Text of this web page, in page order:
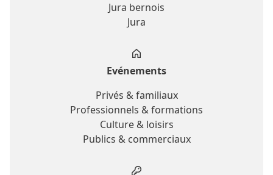
Jura bernois
Jura
Evénements
Privés & familiaux
Professionnels & formations
Culture & loisirs
Publics & commerciaux